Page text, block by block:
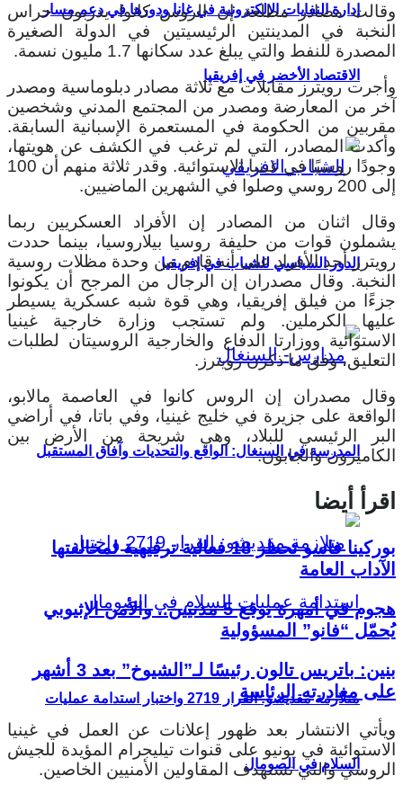
إدارة النفايات الإلكترونية في غانا ودورها في دعم مسار
الاقتصاد الأخضر في إفريقيا
الدور السياسي للشباب في إفريقيا
المدرسة في السنغال: الواقع والتحديات وآفاق المستقبل
متلازمة مقديشو: القرار 2719 واختبار استدامة عمليات
السلام في الصومال
وقالت مصادر مطلعة إن الروس كانوا يدربون حراس
النخبة في المدينتين الرئيسيتين في الدولة الصغيرة
المصدرة للنفط والتي يبلغ عدد سكانها 1.7 مليون نسمة.
وأجرت رويترز مقابلات مع ثلاثة مصادر دبلوماسية ومصدر
آخر من المعارضة ومصدر من المجتمع المدني وشخصين
مقربين من الحكومة في المستعمرة الإسبانية السابقة.
وأكدت المصادر، التي لم ترغب في الكشف عن هويتها،
وجودًا روسيًا في غينيا الاستوائية. وقدر ثلاثة منهم أن 100
إلى 200 روسي وصلوا في الشهرين الماضيين.
وقال اثنان من المصادر إن الأفراد العسكريين ربما
يشملون قوات من حليفة روسيا بيلاروسيا، بينما حددت
رويترز أحد الأفراد على أنه قادم من وحدة مظلات روسية
النخبة. وقال مصدران إن الرجال من المرجح أن يكونوا
جزءًا من فيلق إفريقيا، وهي قوة شبه عسكرية يسيطر
عليها الكرملين. ولم تستجب وزارة خارجية غينيا
الاستوائية ووزارتا الدفاع والخارجية الروسيتان لطلبات
التعليق، وفق ما ذكرن رويترز.
وقال مصدران إن الروس كانوا في العاصمة مالابو،
الواقعة على جزيرة في خليج غينيا، وفي باتا، في أراضي
البر الرئيسي للبلاد، وهي شريحة من الأرض بين
الكاميرون والجابون.
اقرأ أيضا
بوركينا فاسو تحظر 18 فعالية ترفيهية لمخالفتها
الآداب العامة
هجوم في أمهرة يوقع 5 مدنيين.. والأمن الإثيوبي
يُحمّل “فانو” المسؤولية
بنين: باتريس تالون رئيسًا لـ”الشيوخ” بعد 3 أشهر
على مغادرته الرئاسة
ويأتي الانتشار بعد ظهور إعلانات عن العمل في غينيا
الاستوائية في يونيو على قنوات تيليجرام المؤيدة للجيش
الروسي والتي تستهدف المقاولين الأمنيين الخاصين.